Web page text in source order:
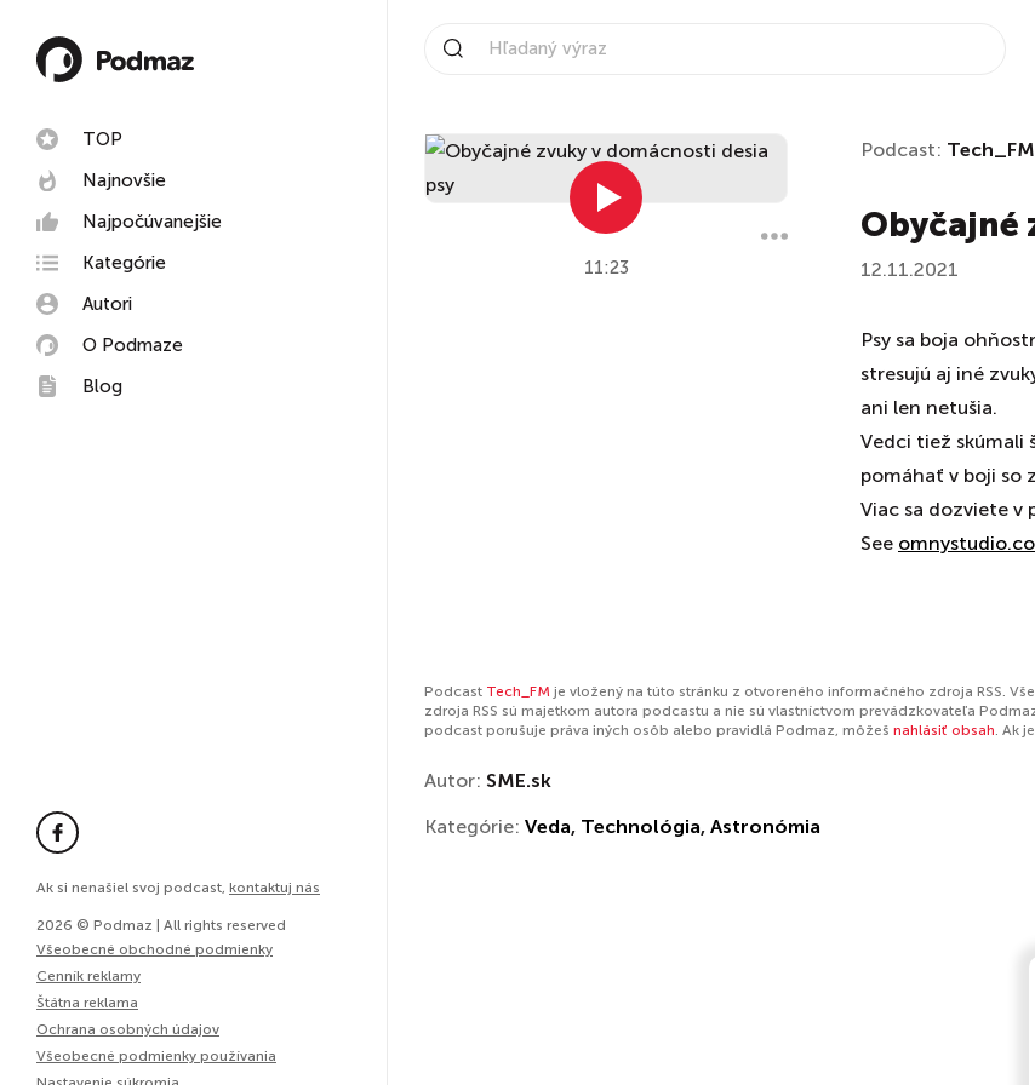
TOP
Najnovšie
Najpočúvanejšie
Kategórie
Autori
O Podmaze
Blog
Ak si nenašiel svoj podcast, kontaktuj nás
2026 © Podmaz | All rights reserved
Všeobecné obchodné podmienky
Cenník reklamy
Štátna reklama
Ochrana osobných údajov
Všeobecné podmienky používania
11:23
Podcast: Tech_FM
Obyčajné
12.11.2021
Psy sa boja
stresujú aj iné
ani len netušia.
Vedci tiež skúmali
pomáhať v boji so
Viac sa dozviete v
See
Podcast Tech_FM je vložený na túto stránku z otvoreného informačného zdroja RSS.
zdroja RSS sú majetkom autora podcastu a nie sú vlastníctvom prevádzkovateľa
podcast porušuje práva iných osôb alebo pravidlá Podmaz, môžeš nahlásiť obsah. Ak
Autor: SME.sk
Kategórie: Veda, Technológia, Astronómia